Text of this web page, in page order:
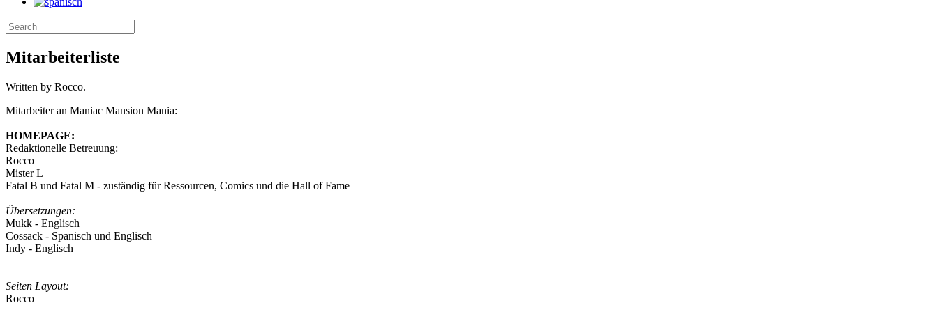
Mitarbeiterliste
Written by Rocco.
Mitarbeiter an Maniac Mansion Mania:
HOMEPAGE:
Redaktionelle Betreuung:
Rocco
Mister L
Fatal B und Fatal M - zuständig für Ressourcen, Comics und die Hall of Fame
Übersetzungen:
Mukk - Englisch
Cossack - Spanisch und Englisch
Indy - Englisch
Seiten Layout:
Rocco